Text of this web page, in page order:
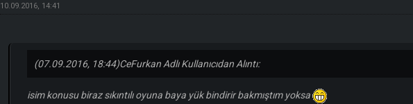
10.09.2016, 14:41
(07.09.2016, 18:44)CeFurkan Adlı Kullanıcıdan Alıntı:
isim konusu biraz sıkıntılı oyuna baya yük bindirir bakmıştım yoksa